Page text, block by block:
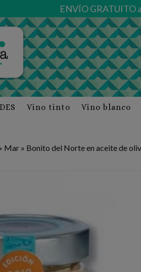
ENVÍO GRATUITO
Vino tinto Vino blanco
Mar » Bonito del Norte en aceite de